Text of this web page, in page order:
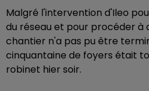
Malgré l'intervention d'Ileo
du réseau et pour procéder à
chantier n'a pas pu être
cinquantaine de foyers était
robinet hier soir.